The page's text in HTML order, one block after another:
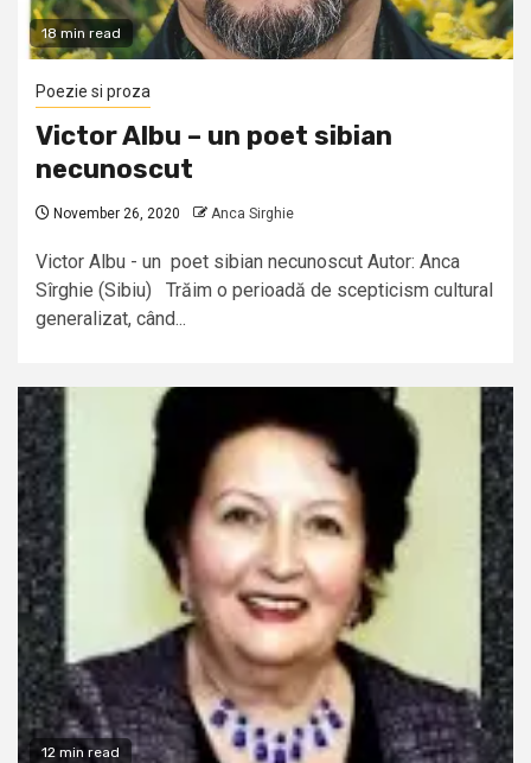
18 min read
Poezie si proza
Victor Albu – un poet sibian
necunoscut
November 26, 2020 Anca Sirghie
Victor Albu - un poet sibian necunoscut Autor: Anca
Sîrghie (Sibiu) Trăim o perioadă de scepticism cultural
generalizat, când...
12 min read